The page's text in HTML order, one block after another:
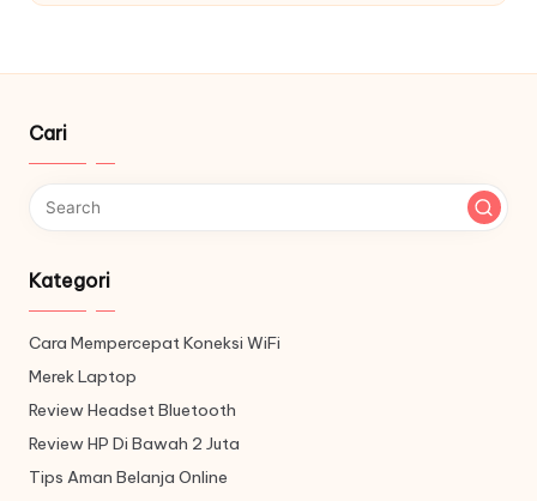
Cari
Kategori
Cara Mempercepat Koneksi WiFi
Merek Laptop
Review Headset Bluetooth
Review HP Di Bawah 2 Juta
Tips Aman Belanja Online